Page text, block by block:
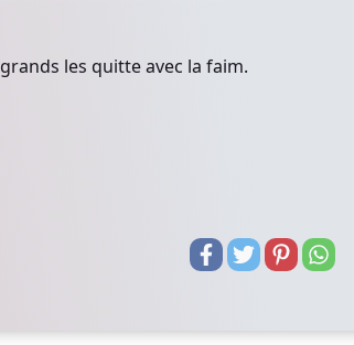
les quitte avec la faim.